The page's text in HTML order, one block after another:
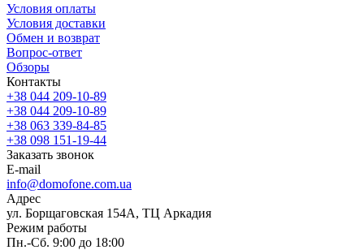
Условия оплаты
Условия доставки
Обмен и возврат
Вопрос-ответ
Обзоры
Контакты
+38 044 209-10-89
+38 044 209-10-89
+38 063 339-84-85
+38 098 151-19-44
Заказать звонок
E-mail
info@domofone.com.ua
Адрес
ул. Борщаговская 154А, ТЦ Аркадия
Режим работы
Пн.-Сб. 9:00 до 18:00